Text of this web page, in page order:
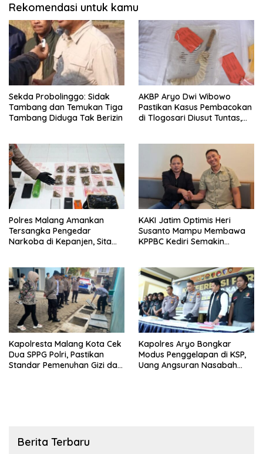
Rekomendasi untuk kamu
Sekda Probolinggo: Sidak
Tambang dan Temukan Tiga
Tambang Diduga Tak Berizin
AKBP Aryo Dwi Wibowo
Pastikan Kasus Pembacokan
di Tlogosari Diusut Tuntas,
Polres Malang Amankan
Tersangka Pengedar
Narkoba di Kepanjen, Sita
KAKI Jatim Optimis Heri
Susanto Mampu Membawa
KPPBC Kediri Semakin
Kapolresta Malang Kota Cek
Dua SPPG Polri, Pastikan
Standar Pemenuhan Gizi dan
Kapolres Aryo Bongkar
Modus Penggelapan di KSP,
Uang Angsuran Nasabah
Berita Terbaru